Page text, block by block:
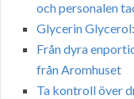
och personalen
Glycerin
Från dyra
från Aromhuset
Ta kontroll över